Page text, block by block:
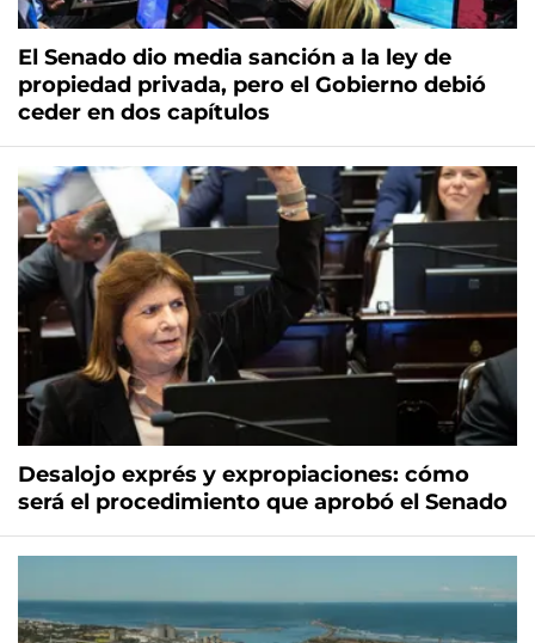
El Senado dio media sanción a la ley de
propiedad privada, pero el Gobierno debió
ceder en dos capítulos
Desalojo exprés y expropiaciones: cómo
será el procedimiento que aprobó el Senado